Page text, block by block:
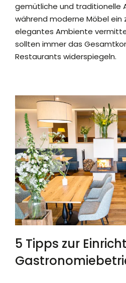
gemütliche und traditionelle
während moderne Möbel
elegantes Ambiente
sollten immer das
Restaurants widerspiegeln.
5 Tipps zur